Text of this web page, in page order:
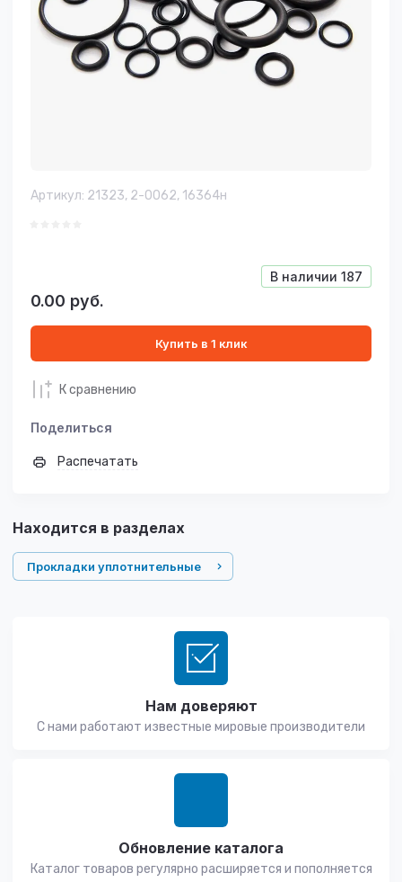
Артикул: 21323, 2-0062, 16364н
В наличии 187
0.00 руб.
Купить в 1 клик
К сравнению
Поделиться
Распечатать
Находится в разделах
Прокладки уплотнительные
Нам доверяют
С нами работают известные мировые производители
Обновление каталога
Каталог товаров регулярно расширяется и пополняется